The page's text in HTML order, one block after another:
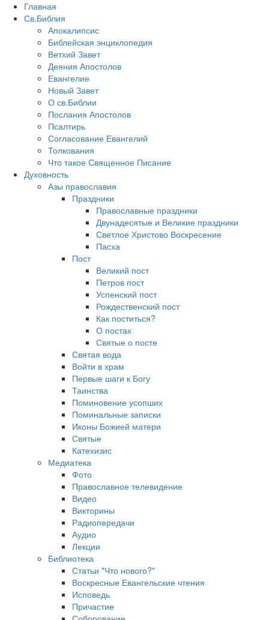
Главная
Св.Библия
Апокалипсис
Библейская энциклопедия
Ветхий Завет
Деяния Апостолов
Евангелие
Новый Завет
О св.Библии
Послания Апостолов
Псалтирь
Согласование Евангелий
Толкования
Что такое Священное Писание
Духовность
Азы православия
Праздники
Православные праздники
Двунадесятые и Великие праздники
Светлое Христово Воскресение
Пасха
Пост
Великий пост
Петров пост
Успенский пост
Рождественский пост
Как поститься?
О постах
Святые о посте
Святая вода
Войти в храм
Первые шаги к Богу
Таинства
Поминовение усопших
Поминальные записки
Иконы Божией матери
Святые
Катехизис
Медиатека
Фото
Православное телевидение
Видео
Викторины
Радиопередачи
Аудио
Лекции
Библиотека
Статьи "Что нового?"
Воскресные Евангельские чтения
Исповедь
Причастие